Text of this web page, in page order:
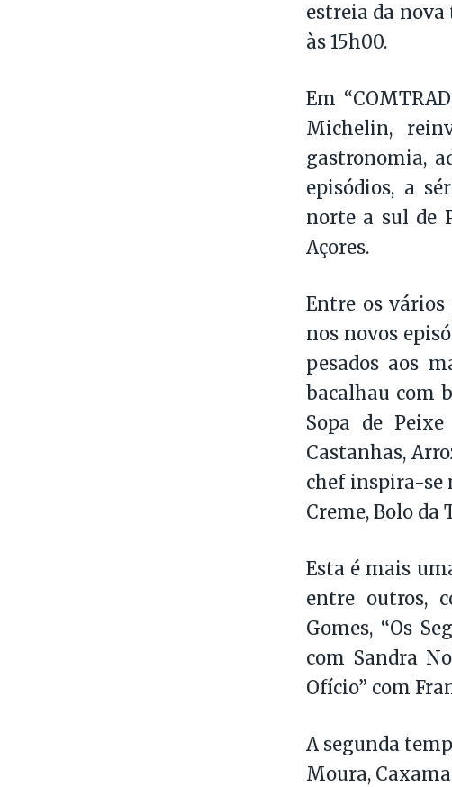
estreia da nova
às 15h00.
Em
Michelin,
gastronomia,
episódios, a
norte a sul de
Açores.
Entre os vários
nos novos
pesados aos
bacalhau com
Sopa de
Castanhas,
chef inspira-se
Creme, Bolo da
Esta é mais
entre outros,
Gomes, “Os
com Sandra
Ofício” com
A segunda
Moura,